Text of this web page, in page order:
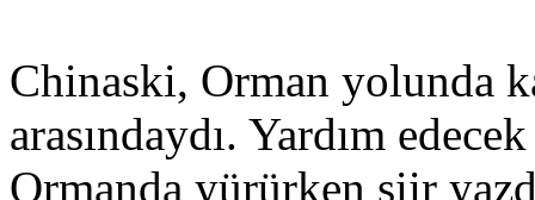
Chinaski, Orman yolunda
arasındaydı. Yardım
Ormanda yürürken şiir